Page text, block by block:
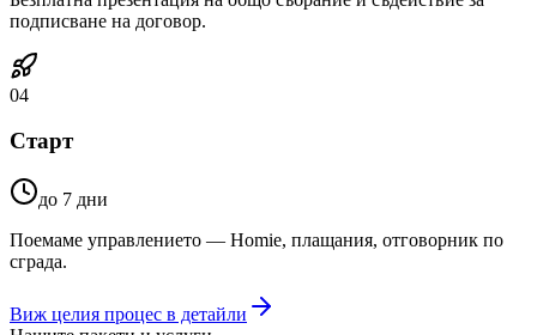
подписване на договор.
04
Старт
до 7 дни
Поемаме управлението — Homie, плащания, отговорник по
сграда.
Виж целия процес в детайли